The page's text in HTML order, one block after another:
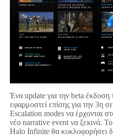
Ένα update για την beta έκδοση
εφαρμοστεί επίσης για την 3η
Escalation modes να έρχονται
νέο narrative event να ξεκινά.
Halo Infinite θα κυκλοφορήσει